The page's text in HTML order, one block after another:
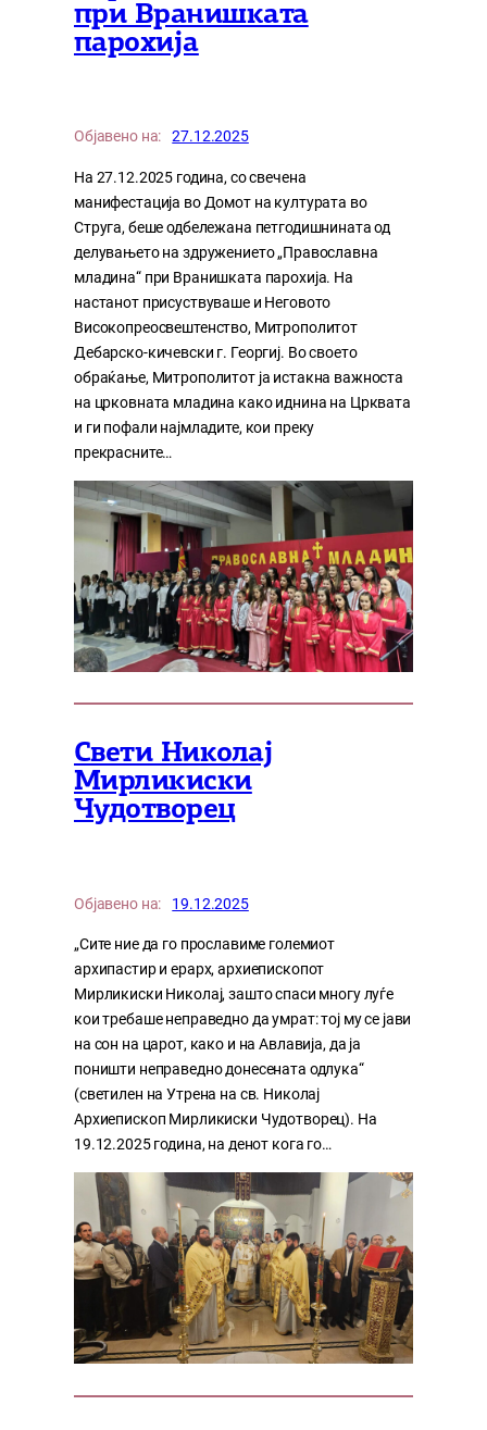
при Вранишката
парохија
Објавено на: 27.12.2025
На 27.12.2025 година, со свечена
манифестација во Домот на културата во
Струга, беше одбележана петгодишнината од
делувањето на здружението „Православна
младина“ при Вранишката парохија. На
настанот присуствуваше и Неговото
Високопреосвештенство, Митрополитот
Дебарско-кичевски г. Георгиј. Во своето
обраќање, Митрополитот ја истакна важноста
на црковната младина како иднина на Црквата
и ги пофали најмладите, кои преку
прекрасните…
Свети Николај
Мирликиски
Чудотворец
Објавено на: 19.12.2025
„Сите ние да го прославиме големиот
архипастир и ерарх, архиепископот
Мирликиски Николај, зашто спаси многу луѓе
кои требаше неправедно да умрат: тој му се јави
на сон на царот, како и на Авлавија, да ја
поништи неправедно донесената одлука“
(светилен на Утрена на св. Николај
Архиепископ Мирликиски Чудотворец). На
19.12.2025 година, на денот кога го…